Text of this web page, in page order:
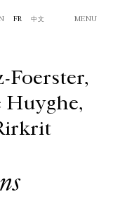
FR 中文 MENU
Foerster,
Huyghe,